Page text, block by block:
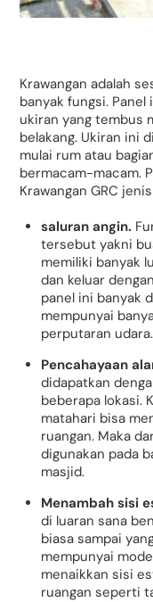
Krawangan adalah
banyak fungsi.
ukiran yang tembus
belakang. Ukiran ini
mulai rum atau
bermacam-macam.
Krawangan GRC
saluran angin.
tersebut yakni
memiliki banyak
dan keluar
panel ini banyak
mempunyai
perputaran udara.
Pencahayaan
didapatkan
beberapa lokasi.
matahari bisa
ruangan. Maka
digunakan pada
masjid.
Menambah sisi
di luaran sana
biasa sampai
mempunyai
menaikkan sisi
ruangan seperti